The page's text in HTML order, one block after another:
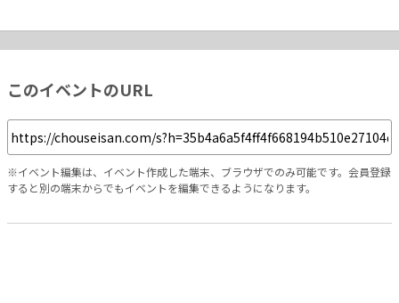
このイベントのURL
※イベント編集は、イベント作成した端末、ブラウザでのみ可能です。会員登録
すると別の端末からでもイベントを編集できるようになります。